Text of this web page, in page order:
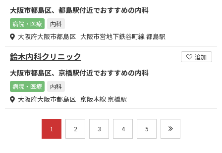
大阪市都島区、都島駅付近でおすすめの内科
病院・医療 内科
大阪府大阪市都島区 大阪市営地下鉄谷町線 都島駅
鈴木内科クリニック 追加
大阪市都島区、京橋駅付近でおすすめの内科
病院・医療 内科
大阪府大阪市都島区 京阪本線 京橋駅
1 2 3 4 5